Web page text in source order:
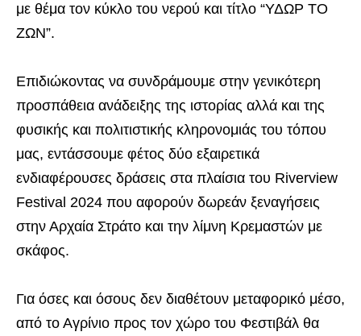
με θέμα τον κύκλο του νερού και τίτλο “ΥΔΩΡ ΤΟ
ΖΩΝ”.
Επιδιώκοντας να συνδράμουμε στην γενικότερη
προσπάθεια ανάδειξης της ιστορίας αλλά και της
φυσικής και πολιτιστικής κληρονομιάς του τόπου
μας, εντάσσουμε φέτος δύο εξαιρετικά
ενδιαφέρουσες δράσεις στα πλαίσια του Riverview
Festival 2024 που αφορούν δωρεάν ξεναγήσεις
στην Αρχαία Στράτο και την λίμνη Κρεμαστών με
σκάφος.
Για όσες και όσους δεν διαθέτουν μεταφορικό μέσο,
από το Αγρίνιο προς τον χώρο του Φεστιβάλ θα